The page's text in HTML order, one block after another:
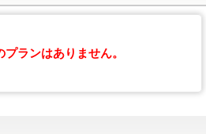
ランはありません。